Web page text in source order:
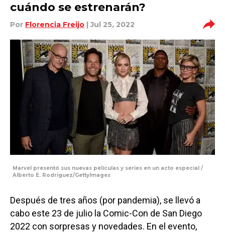
cuándo se estrenarán?
Por Florencia Freijo | Jul 25, 2022
Marvel presentó sus nuevas películas y series en un acto especial /
Alberto E. Rodriguez/GettyImages
Después de tres años (por pandemia), se llevó a
cabo este 23 de julio la Comic-Con de San Diego
2022 con sorpresas y novedades. En el evento,